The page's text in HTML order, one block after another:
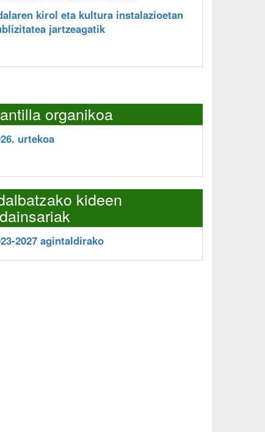
kirol eta kultura instalazioetan
jartzeagatik
organikoa
urtekoa
kideen
2027 agintaldirako